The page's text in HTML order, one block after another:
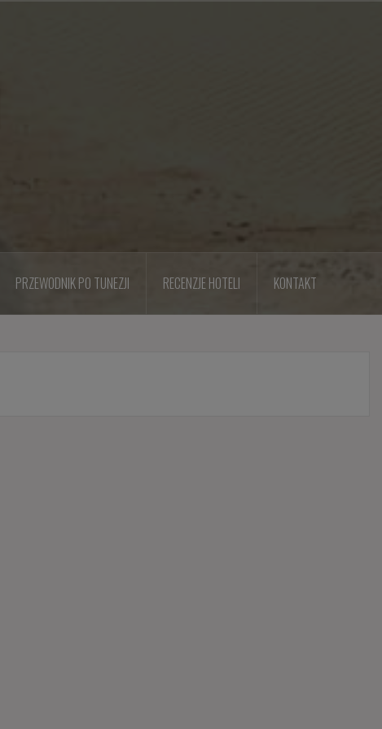
PRZEWODNIK PO TUNEZJI RECENZJE HOTELI KONTAKT